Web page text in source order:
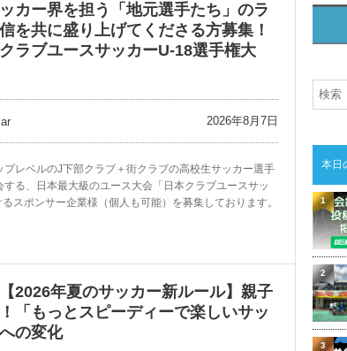
カー界を担う「地元選手たち」のラ
を共に盛り上げてくださる方募集！
クラブユースサッカーU-18選手権大
2026年8月7日
プレベルのJ下部クラブ＋街クラブの高校生サッカー選手
する、日本最大級のユース大会「日本クラブユースサッ
スポンサー企業様（個人も可能）を募集しております。
2026年夏のサッカー新ルール】親子
「もっとスピーディーで楽しいサッ
の変化
本日
1
2
3